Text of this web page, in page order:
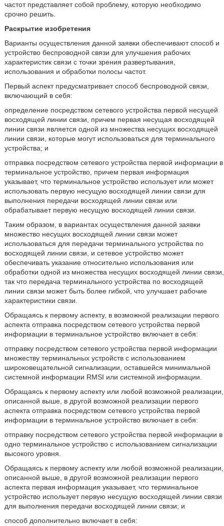
частот представляет собой проблему, которую необходимо
срочно решить.
Раскрытие изобретения
Варианты осуществления данной заявки обеспечивают способ и
устройство беспроводной связи для улучшения рабочих
характеристик связи с точки зрения развертывания,
использования и обработки полосы частот.
Первый аспект предусматривает способ беспроводной связи,
включающий в себя:
определение посредством сетевого устройства первой несущей
восходящей линии связи, причем первая несущая восходящей
линии связи является одной из множества несущих восходящей
линии связи, которые могут использоваться для терминального
устройства; и
отправка посредством сетевого устройства первой информации в
терминальное устройство, причем первая информация
указывает, что терминальное устройство использует или может
использовать первую несущую восходящей линии связи для
выполнения передачи восходящей линии связи или
обрабатывает первую несущую восходящей линии связи.
Таким образом, в вариантах осуществления данной заявки
множество несущих восходящей линии связи может
использоваться для передачи терминального устройства по
восходящей линии связи, и сетевое устройство может
обеспечивать указание относительно использования или
обработки одной из множества несущих восходящей линии связи,
так что передача терминального устройства по восходящей
линии связи может быть более гибкой, что улучшает рабочие
характеристики связи.
Обращаясь к первому аспекту, в возможной реализации первого
аспекта отправка посредством сетевого устройства первой
информации в терминальное устройство включает в себя:
отправку посредством сетевого устройства первой информации
множеству терминальных устройств с использованием
широковещательной сигнализации, оставшейся минимальной
системной информации RMSI или системной информации.
Обращаясь к первому аспекту или любой возможной реализации,
описанной выше, в другой возможной реализации первого
аспекта отправка посредством сетевого устройства первой
информации в терминальное устройство включает в себя:
отправку посредством сетевого устройства первой информации в
одно терминальное устройство с использованием сигнализации
высокого уровня.
Обращаясь к первому аспекту или любой возможной реализации,
описанной выше, в другой возможной реализации первого
аспекта первая информация указывает, что терминальное
устройство использует первую несущую восходящей линии связи
для выполнения передачи восходящей линии связи; и
способ дополнительно включает в себя: